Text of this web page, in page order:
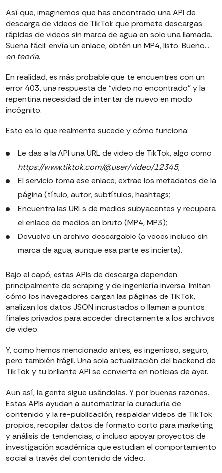
Así que, imaginemos que has encontrado una API de
descarga de videos de TikTok que promete descargas
rápidas de videos sin marca de agua en solo una llamada.
Suena fácil: envía un enlace, obtén un MP4, listo. Bueno…
en teoría.
En realidad, es más probable que te encuentres con un
error 403, una respuesta de “video no encontrado” y la
repentina necesidad de intentar de nuevo en modo
incógnito.
Esto es lo que realmente sucede y cómo funciona:
Le das a la API una URL de video de TikTok, algo como
https://www.tiktok.com/@user/video/12345;
El servicio toma ese enlace, extrae los metadatos de la
página (título, autor, subtítulos, hashtags;
Encuentra las URLs de medios subyacentes y recupera
el enlace de medios en bruto (MP4, MP3);
Devuelve un archivo descargable (a veces incluso sin
marca de agua, aunque esa parte es incierta).
Bajo el capó, estas APIs de descarga dependen
principalmente de scraping y de ingeniería inversa. Imitan
cómo los navegadores cargan las páginas de TikTok,
analizan los datos JSON incrustados o llaman a puntos
finales privados para acceder directamente a los archivos
de video.
Y, como hemos mencionado antes, es ingenioso, seguro,
pero también frágil. Una sola actualización del backend de
TikTok y tu brillante API se convierte en noticias de ayer.
Aun así, la gente sigue usándolas. Y por buenas razones.
Estas APIs ayudan a automatizar la curaduría de
contenido y la re-publicación, respaldar videos de TikTok
propios, recopilar datos de formato corto para marketing
y análisis de tendencias, o incluso apoyar proyectos de
investigación académica que estudian el comportamiento
social a través del contenido de video.